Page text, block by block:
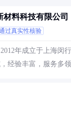
材料科技有限公司
过真实性核验
年成立于上海闵
经验丰富，服务多